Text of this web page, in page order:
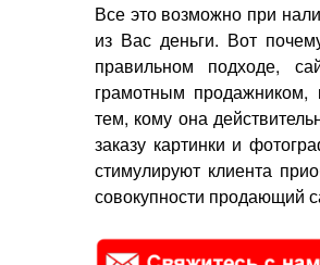
Все это возможно при
из Вас деньги. Вот
правильном подходе,
грамотным продажником,
тем, кому она
заказу картинки и
стимулируют клиента
совокупности продающий